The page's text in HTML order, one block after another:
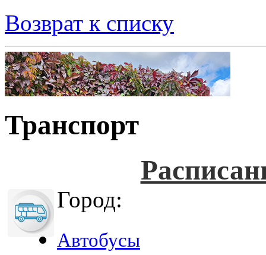
Возврат к списку
Транспорт
Город:
Автобусы